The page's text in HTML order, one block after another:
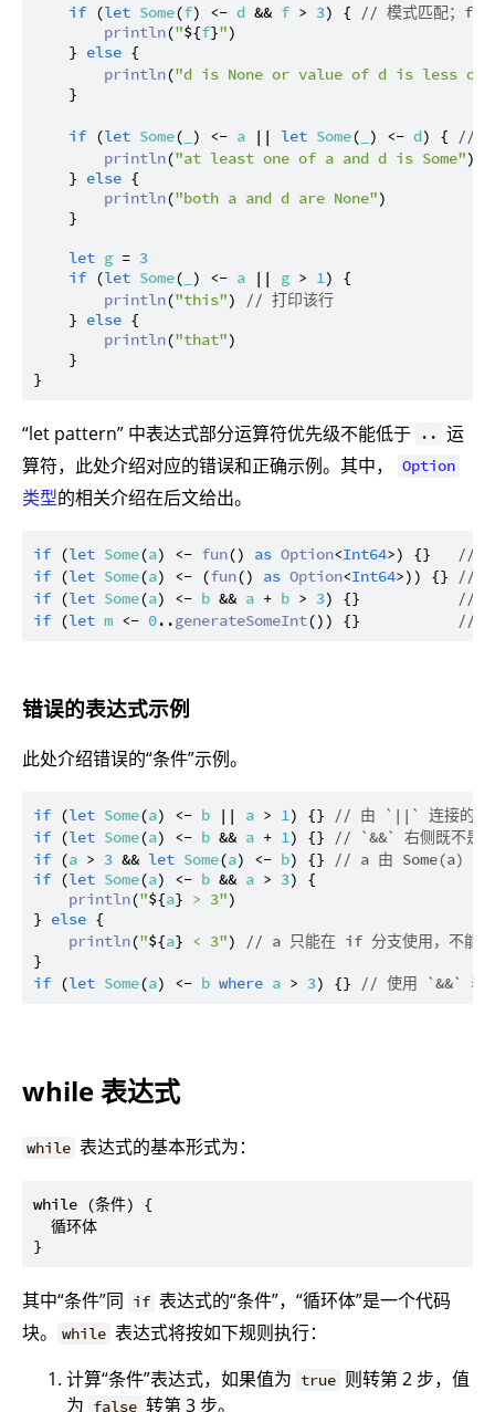
if (let Some(f) <- d && f > 3) {
// 模式匹配；f =
println("${f}")
    }
else {
println("d is None or value of d is less or
    }
if (let Some( ) <- a || let Some( ) <- d) {
// 枚
println("at least one of a and d is Some")
    }
else {
println("both a and d are None")
    }
let g = 3
if (let Some( ) <- a || g > 1) {
println("this")
// 打印该行
    }
else {
println("that")
    }
“let pattern” 中表达式部分运算符优先级不能低于 .. 运
算符，此处介绍对应的错误和正确示例。其中，
Option
类型的相关介绍在后文给出。
if (let Some(a) <- fun() as Option<Int64>) {}
//
if (let Some(a) <- (fun() as Option<Int64>)) {}
//
if (let Some(a) <- b && a + b > 3) {}
//
if (let m <- 0..generateSomeInt()) {} //
错误的表达式示例
此处介绍错误的“条件”示例。
if (let Some(a) <- b || a > 1) {}
// 由 `||` 连接的条件
if (let Some(a) <- b && a + 1) {}
// `&&` 右侧既不是
if (a > 3 && let Some(a) <- b) {}
// a 由 Some(a)
if (let Some(a) <- b && a > 3) {
println("${a} > 3")
} else {
println("${a} < 3")
// a 只能在 if 分支使用，不能
if (let Some(a) <- b where a > 3) {} // 使用 `&&` 表
while 表达式
while 表达式的基本形式为：
while (条件) {
  循环体
其中“条件”同 if 表达式的“条件”，“循环体”是一个代码
块。
while 表达式将按如下规则执行：
计算“条件”表达式，如果值为 true 则转第 2 步，值
为 false 转第 3 步。